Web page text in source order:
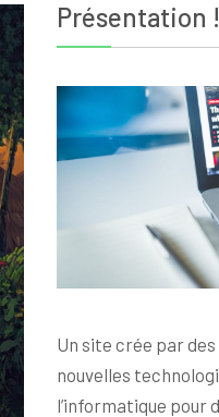
Présentation !
Un site crée par
nouvelles
l’informatique pour